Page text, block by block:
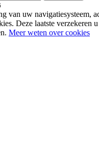
van uw navigatiesysteem,
Deze laatste verzekeren
Meer weten over cookies